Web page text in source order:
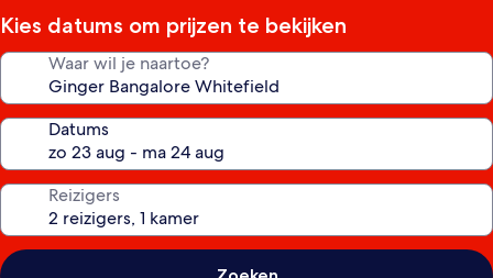
Kies datums om prijzen te bekijken
Waar wil je naartoe?
Datums
Reizigers